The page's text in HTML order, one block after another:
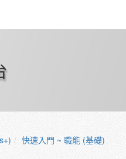
快速入門 ~ 職能 (基礎)